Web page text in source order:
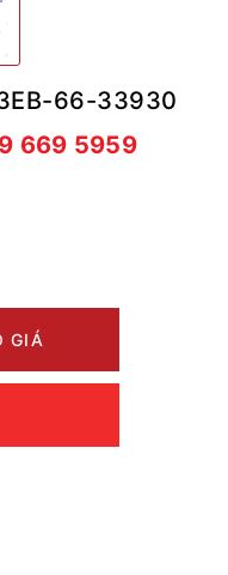
66-33930
669 5959
GIÁ